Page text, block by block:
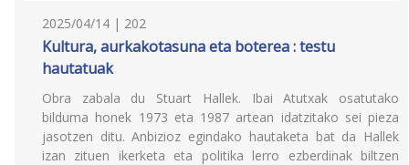
2025/04/14 | 202
Kultura, aurkakotasuna eta boterea : testu
hautatuak
Obra zabala du Stuart Hallek. Ibai Atutxak osatutako
bilduma honek 1973 eta 1987 artean idatzitako sei pieza
jasotzen ditu. Anbizioz egindako hautaketa bat da Hallek
izan zituen ikerketa eta politika lerro ezberdinak biltzen